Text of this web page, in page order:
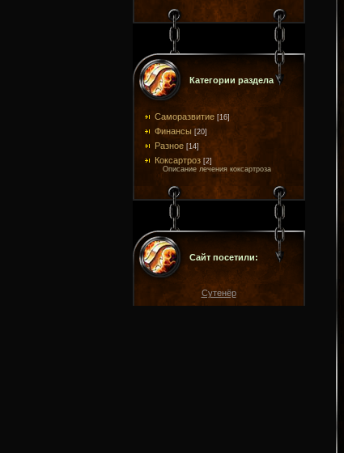
Категории раздела
Саморазвитие [16]
Финансы [20]
Разное [14]
Коксартроз [2]
Описание лечения коксартроза
Сайт посетили:
Сутенёр